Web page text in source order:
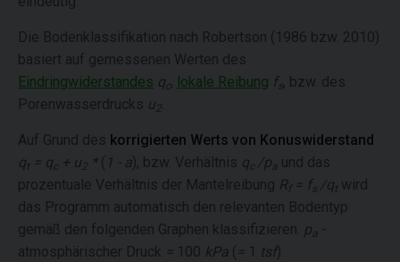
Die Bodenklassifikation nach Robertson (1986 bzw. 2010)
basiert auf gemessenen Werten des
Eindringwiderstandes q , lokale Reibung fs, bzw. des
Porenwasserdrucks u2
Auf Grund des korrigierten Werts von Konuswiderstand
qt = q + u2 *( 1 - a), bzw. Verhältnis q /pa und das
prozentuale Verhältnis der Mantelreibung Rf = fs /qt wird
das Programm automatisch den relevanten Bodentyp
gemäß den folgenden Graphen klassifizieren. pa -
atmosphärischer Druck
100 kPa ( 1 tsf).